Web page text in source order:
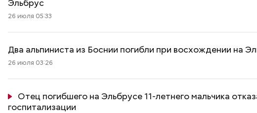
Эльбрус
26 июля 05:33
Два альпиниста из Боснии погибли при восхождении на
26 июля 03:26
Отец погибшего на Эльбрусе 11-летнего мальчика
госпитализации
помощью магии
после